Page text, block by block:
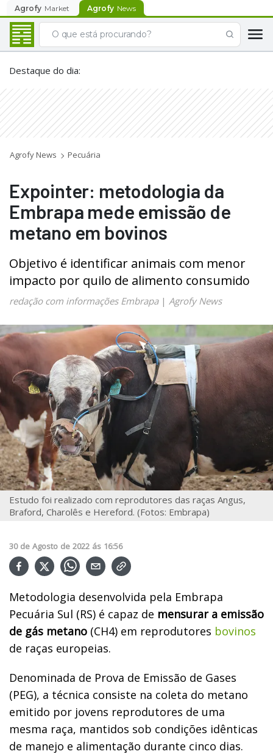
Agrofy Market Agrofy News
Destaque do dia:
Agrofy News Pecuária
Expointer: metodologia da
Embrapa mede emissão de
metano em bovinos
Objetivo é identificar animais com menor
impacto por quilo de alimento consumido
redação com informações Embrapa| Agrofy News
Estudo foi realizado com reprodutores das raças Angus,
Braford, Charolês e Hereford. (Fotos: Embrapa)
30 de Agosto de 2022 ás 16:56
Metodologia desenvolvida pela Embrapa
Pecuária Sul (RS) é capaz de mensurar a emissão
de gás metano (CH4) em reprodutores bovinos
de raças europeias.
Denominada de Prova de Emissão de Gases
(PEG), a técnica consiste na coleta do metano
emitido por jovens reprodutores de uma
mesma raça, mantidos sob condições idênticas
de manejo e alimentação durante cinco dias.